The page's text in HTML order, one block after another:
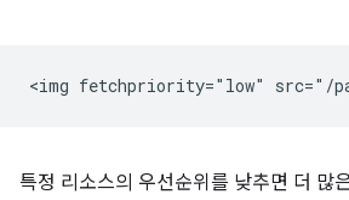
특정 리소스의 우선순위를 낮추면 더 많